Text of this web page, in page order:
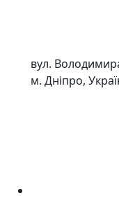
вул.
м. Дніпро,